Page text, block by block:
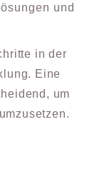
und
in der
Eine
um